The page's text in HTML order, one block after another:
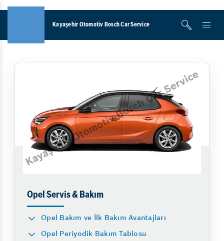
Kayaşehir Otomotiv Bosch Car Service
Opel Servis & Bakım
Opel Bakım ve İlk Bakım Avantajları
Opel Periyodik Bakım Tablosu